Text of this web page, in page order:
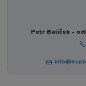
Petr Balíček -